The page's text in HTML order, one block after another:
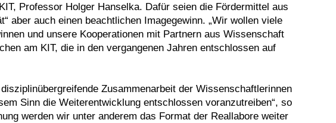
Professor Holger Hanselka. Dafür seien die Fördermittel aus
aber auch einen beachtlichen Imagegewinn. „Wir wollen viele
und unsere Kooperationen mit Partnern aus Wissenschaft
am KIT, die in den vergangenen Jahren entschlossen auf
Zusammenarbeit der Wissenschaftlerinnen
Sinn die Weiterentwicklung entschlossen voranzutreiben“, so
werden wir unter anderem das Format der Reallabore weiter